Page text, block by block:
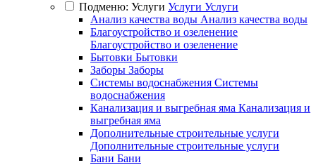
Подменю: Услуги Услуги Услуги
Анализ качества воды Анализ качества воды
Благоустройство и озеленение
Благоустройство и озеленение
Бытовки Бытовки
Заборы Заборы
Системы водоснабжения Системы
водоснабжения
Канализация и выгребная яма Канализация и
выгребная яма
Дополнительные строительные услуги
Дополнительные строительные услуги
Бани Бани